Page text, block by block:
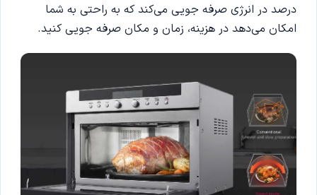
درصد در انرژی صرفه جویی می‌کند که به راحتی به شما
امکان می‌دهد در هزینه، زمان و مکان صرفه جویی کنید.